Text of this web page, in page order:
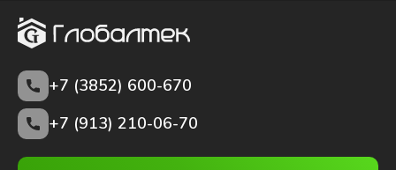
+7 (3852) 600-670
+7 (913) 210-06-70